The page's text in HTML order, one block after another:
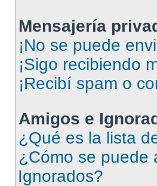
Mensajería
¡No se puede
¡Sigo recibiendo
¡Recibí spam o
Amigos e
¿Qué es la lista
¿Cómo se puede
Ignorados?